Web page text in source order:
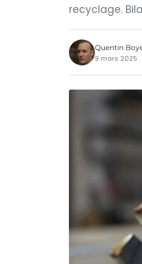
recyclage.
Quentin
9 mars 2025